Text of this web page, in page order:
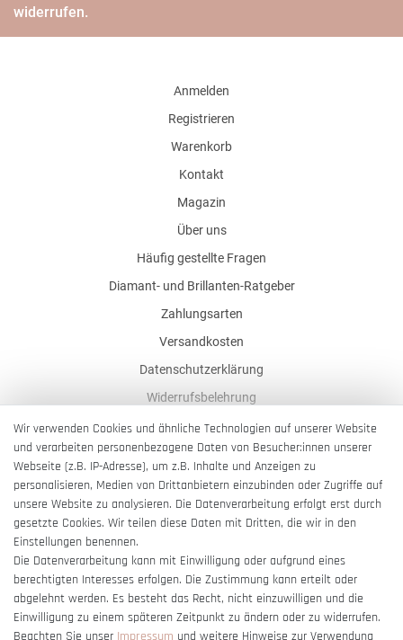
widerrufen.
Anmelden
Registrieren
Warenkorb
Kontakt
Magazin
Über uns
Häufig gestellte Fragen
Diamant- und Brillanten-Ratgeber
Zahlungsarten
Versandkosten
Datenschutzerklärung
Widerrufsbelehrung
AGB
Impressum
Barrierefreiheitserklärung
Vertrag widerrufen
Wir verwenden Cookies und ähnliche Technologien auf unserer Website
und verarbeiten personenbezogene Daten von Besucher:innen unserer
Webseite (z.B. IP-Adresse), um z.B. Inhalte und Anzeigen zu
personalisieren, Medien von Drittanbietern einzubinden oder Zugriffe auf
unsere Website zu analysieren. Die Datenverarbeitung erfolgt erst durch
gesetzte Cookies. Wir teilen diese Daten mit Dritten, die wir in den
Einstellungen benennen.
Die Datenverarbeitung kann mit Einwilligung oder aufgrund eines
berechtigten Interesses erfolgen. Die Zustimmung kann erteilt oder
abgelehnt werden. Es besteht das Recht, nicht einzuwilligen und die
Einwilligung zu einem späteren Zeitpunkt zu ändern oder zu widerrufen.
Beachten Sie unser Impressum und weitere Hinweise zur Verwendung